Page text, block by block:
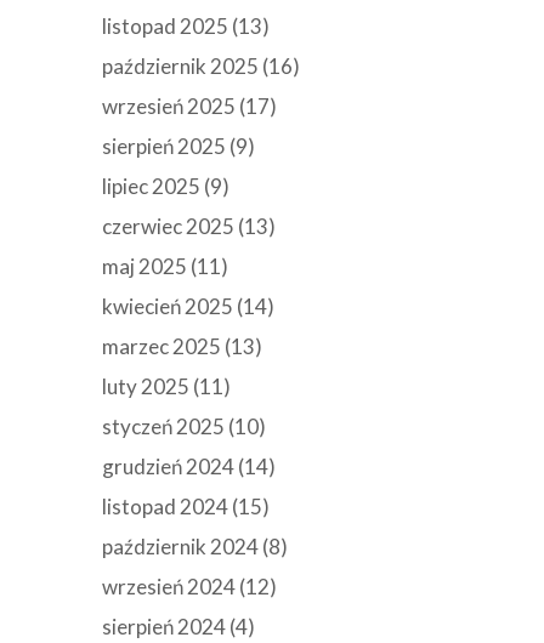
listopad 2025 (13)
październik 2025 (16)
wrzesień 2025 (17)
sierpień 2025 (9)
lipiec 2025 (9)
czerwiec 2025 (13)
maj 2025 (11)
kwiecień 2025 (14)
marzec 2025 (13)
luty 2025 (11)
styczeń 2025 (10)
grudzień 2024(14)
listopad 2024(15)
październik 2024(8)
wrzesień 2024(12)
sierpień 2024(4)